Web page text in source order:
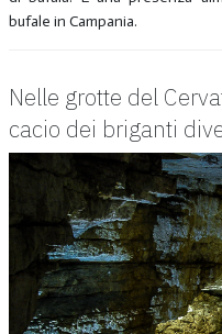
bufale in Campania.
Nelle grotte del
cacio dei briganti